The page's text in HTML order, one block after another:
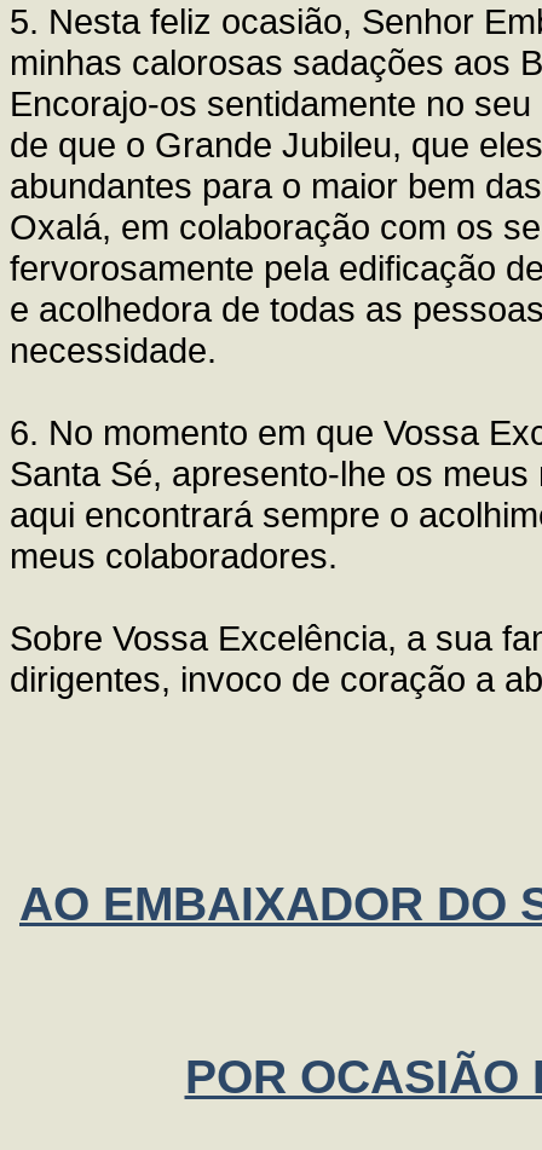
5. Nesta feliz ocasião, Senhor
minhas calorosas sadações aos
Encorajo-os sentidamente no
de que o Grande Jubileu, que
abundantes para o maior bem
Oxalá, em colaboração com os
fervorosamente pela edificação
e acolhedora de todas as
necessidade.
6. No momento em que Vossa
Santa Sé, apresento-lhe os
aqui encontrará sempre o
meus colaboradores.
Sobre Vossa Excelência, a sua
dirigentes, invoco de coração a
AO EMBAIXADOR DO
POR OCASIÃO